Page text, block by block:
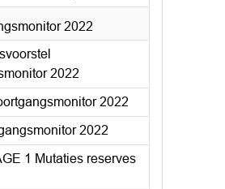
2022
2022
2022
2022
1 Mutaties reserves